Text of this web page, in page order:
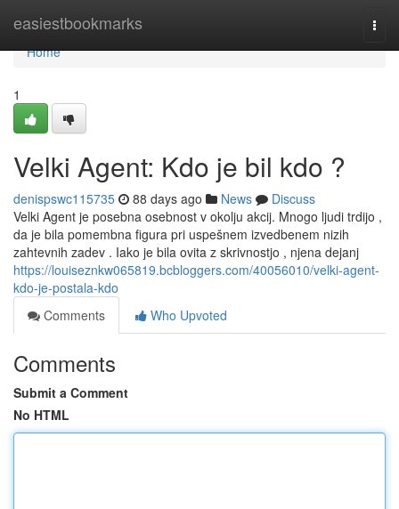
easiestbookmarks
Home
Home
1
Velki Agent: Kdo je bil kdo ?
denispswc115735 88 days ago News
Discuss
Velki Agent je posebna osebnost v okolju akcij. Mnogo ljudi trdijo ,
da je bila pomembna figura pri uspešnem izvedbenem nizih
zahtevnih zadev . Iako je bila ovita z skrivnostjo , njena dejanj
https://louiseznkw065819.bcbloggers.com/40056010/velki-agent-
kdo-je-postala-kdo
Comments
Who Upvoted
Comments
Submit a Comment
No HTML